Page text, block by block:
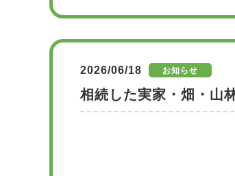
2026/06/18 お知らせ
相続した実家・畑・山